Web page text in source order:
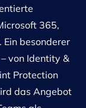
365,
Ein besonderer
von Identity &
Protection
das Angebot